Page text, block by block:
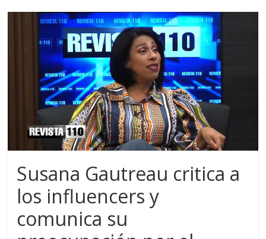
Susana Gautreau critica a
los influencers y
comunica su